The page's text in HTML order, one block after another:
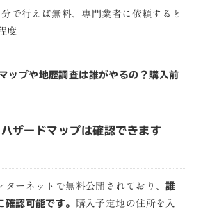
分で行えば無料、専門業者に依頼すると
度
ップや地歴調査は誰がやるの？購入前
ザードマップは確認できます
ターネットで無料公開されており、誰
確認可能です。 購入予定地の住所を入